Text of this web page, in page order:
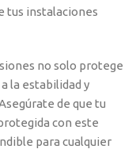
tus instalaciones
no solo protege
la estabilidad y
de que tu
con este
para cualquier